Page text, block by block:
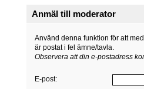
Anmäl till moderator
Använd denna funktion för att
är postat i fel ämne/tavla.
Observera att din e-postadress
E-post: